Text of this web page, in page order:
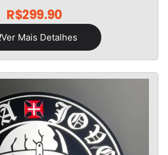
R$299.90
Ver Mais Detalhes